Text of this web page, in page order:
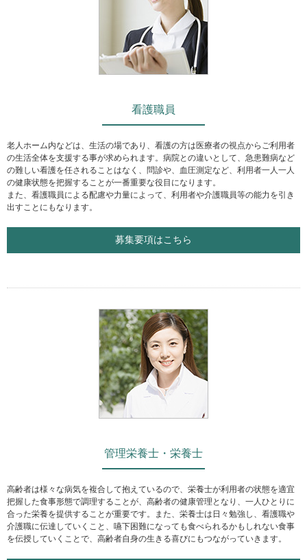
看護職員
老人ホーム内などは、生活の場であり、看護の方は医療者の視点からご利用者
の生活全体を支援する事が求められます。病院との違いとして、急患難病など
の難しい看護を任されることはなく、問診や、血圧測定など、利用者一人一人
の健康状態を把握することが一番重要な役目になります。
また、看護職員による配慮や力量によって、利用者や介護職員等の能力を引き
出すことにもなります。
募集要項はこちら
管理栄養士・栄養士
高齢者は様々な病気を複合して抱えているので、栄養士が利用者の状態を適宜
把握した食事形態で調理することが、高齢者の健康管理となり、一人ひとりに
合った栄養を提供することが重要です。また、栄養士は日々勉強し、看護職や
介護職に伝達していくこと、嚥下困難になっても食べられるかもしれない食事
を伝授していくことで、高齢者自身の生きる喜びにもつながっていきます。